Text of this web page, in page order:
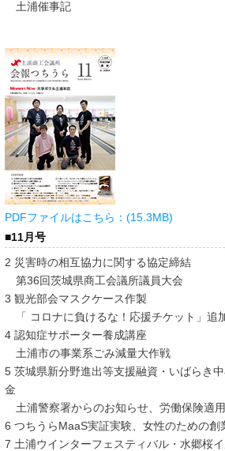
土浦催事記
PDFファイルはこちら：(15.3MB)
■11月号
2 災害時の相互協力に関する協定締結
第36回茨城県商工会議所議員大会
3 観光部会マスクケース作製
「 コロナに負けるな！応援チケット」追
4 認知症サポーター養成講座
土浦市の事業系ごみ減量大作戦
5 茨城県新分野進出等支援融資・いばらき
金
土浦警察署からのお知らせ、労働保険適
6 つちうらMaaS実証実験、女性のための創
7 土浦ウインターフェスティバル・水郷桜